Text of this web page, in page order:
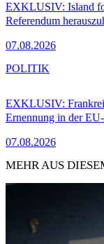
EXKLUSIV: Island
Referendum
07.08.2026
EXKLUSIV:
Ernennung in der
07.08.2026
POLITIK
MEHR AUS